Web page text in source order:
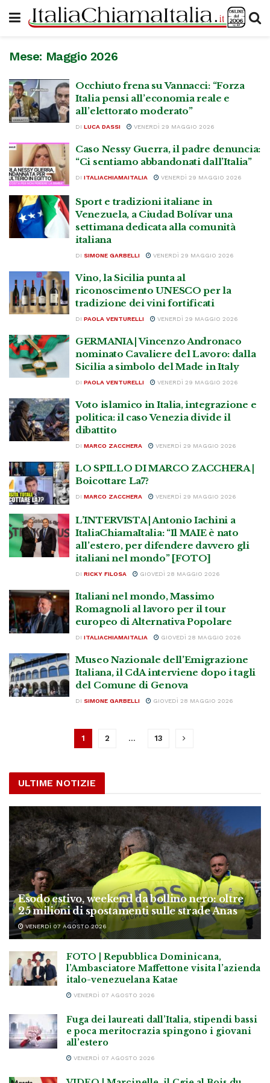
Mese: Maggio 2026
Occhiuto frena su Vannacci: “Forza
Italia pensi all’economia reale e
all’elettorato moderato”
DI LUCA DASSI VENERDÌ 29 MAGGIO 2026
Caso Nessy Guerra, il padre denuncia:
“Ci sentiamo abbandonati dall’Italia”
DI ITALIACHIAMAITALIA VENERDÌ 29 MAGGIO 2026
Sport e tradizioni italiane in
Venezuela, a Ciudad Bolívar una
settimana dedicata alla comunità
italiana
DI SIMONE GARBELLI VENERDÌ 29 MAGGIO 2026
Vino, la Sicilia punta al
riconoscimento UNESCO per la
tradizione dei vini fortificati
DI PAOLA VENTURELLI VENERDÌ 29 MAGGIO 2026
GERMANIA | Vincenzo Andronaco
nominato Cavaliere del Lavoro: dalla
Sicilia a simbolo del Made in Italy
DI PAOLA VENTURELLI VENERDÌ 29 MAGGIO 2026
Voto islamico in Italia, integrazione e
politica: il caso Venezia divide il
dibattito
DI MARCO ZACCHERA VENERDÌ 29 MAGGIO 2026
LO SPILLO DI MARCO ZACCHERA |
Boicottare La7?
DI MARCO ZACCHERA VENERDÌ 29 MAGGIO 2026
L’INTERVISTA | Antonio Iachini a
ItaliaChiamaItalia: “Il MAIE è nato
all’estero, per difendere davvero gli
italiani nel mondo” [FOTO]
DI RICKY FILOSA GIOVEDÌ 28 MAGGIO 2026
Italiani nel mondo, Massimo
Romagnoli al lavoro per il tour
europeo di Alternativa Popolare
DI ITALIACHIAMAITALIA GIOVEDÌ 28 MAGGIO 2026
Museo Nazionale dell’Emigrazione
Italiana, il CdA interviene dopo i tagli
del Comune di Genova
DI SIMONE GARBELLI GIOVEDÌ 28 MAGGIO 2026
1 2 … 13
ULTIME NOTIZIE
Esodo estivo, weekend da bollino nero: oltre
25 milioni di spostamenti sulle strade Anas
VENERDÌ 07 AGOSTO 2026
FOTO | Repubblica Dominicana,
l’Ambasciatore Maffettone visita l’azienda
italo-venezuelana Katae
VENERDÌ 07 AGOSTO 2026
Fuga dei laureati dall’Italia, stipendi bassi
e poca meritocrazia spingono i giovani
all’estero
VENERDÌ 07 AGOSTO 2026